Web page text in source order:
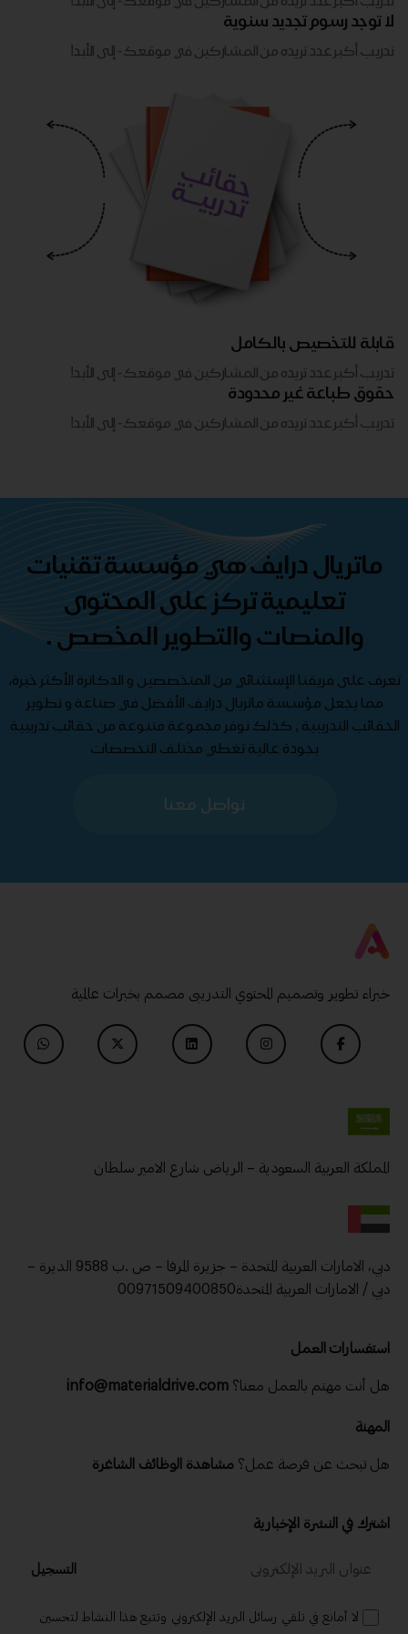
لا توجد رسوم تجديد سنوية
تدريب أكبر عدد تريده من المشاركين في موقعك - ​​إلى الأبد!
قابلة للتخصيص بالكامل
تدريب أكبر عدد تريده من المشاركين في موقعك - ​​إلى الأبد!
حقوق طباعة غير محدودة
تدريب أكبر عدد تريده من المشاركين في موقعك - ​​إلى الأبد!
ماتريال درايف هي مؤسسة تقنيات
تعليمية تركز على المحتوى
والمنصات والتطوير المخصص .
تعرف على فريقنا الإستثنائي من المتخصصين و الدكاترة الأكثر خبرة،
مما يجعل مؤسسة ماتريال درايف الأفضل في صناعة و تطوير
الحقائب التدريبية , كذلك نوفر مجموعة متنوعة من حقائب تدريبية
بجودة عالية تغطي مختلف التخصصات
تواصل معنا
خبراء تطوير وتصميم المحتوي التدريبى مصمم بخبرات عالمية
المملكة العربية السعودية – الرياض شارع الامير سلطان
دبي، الامارات العربية المتحدة – جزيرة المرفا – ص .ب 9588 الديرة –
دبي / الامارات العربية المتحدة00971509400850
استفسارات العمل
هل أنت مهتم بالعمل معنا؟ info@materialdrive.com
المهنة
هل تبحث عن فرصة عمل؟ مشاهدة الوظائف الشاغرة
اشترك في النشرة الإخبارية
التسجيل
لا أمانع في تلقي رسائل البريد الإلكتروني وتتبع هذا النشاط لتحسين